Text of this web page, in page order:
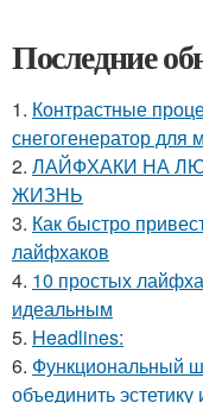
Последние
1. Контрастные
снегогенератор для
2. ЛАЙФХАКИ НА
ЖИЗНЬ
3. Как быстро
лайфхаков
4. 10 простых
идеальным
5. Headlines:
6. Функциональный
объединить эстетику